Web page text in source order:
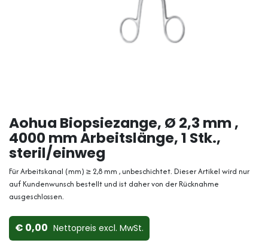
Aohua Biopsiezange, Ø 2,3 mm ,
4000 mm Arbeitslänge, 1 Stk.,
steril/einweg
Für Arbeitskanal (mm) ≥ 2,8 mm , unbeschichtet. Dieser Artikel wird nur
auf Kundenwunsch bestellt und ist daher von der Rücknahme
ausgeschlossen.
0,00 Nettopreis ex​cl. MwSt.